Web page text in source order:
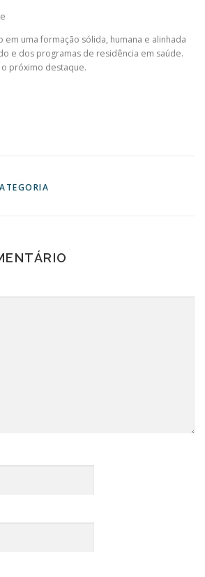
em uma formação sólida, humana e alinhada
e dos programas de residência em saúde.
próximo destaque.